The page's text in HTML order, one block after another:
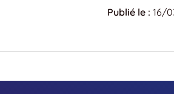
Publié le : 16/